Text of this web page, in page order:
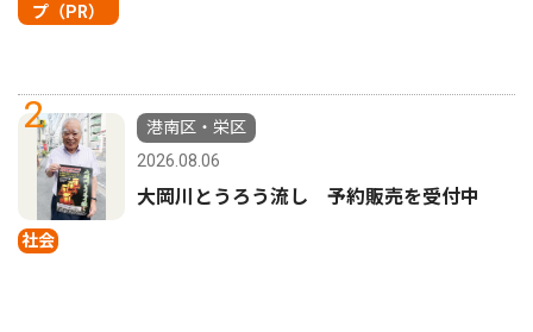
プ（PR）
2
社会
港南区・栄区
2026.08.06
大岡川とうろう流し 予約販売を受付中